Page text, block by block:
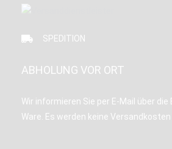
SPEDITION
ABHOLUNG VOR ORT
Wir informieren Sie per E-Mail über
Ware. Es werden keine